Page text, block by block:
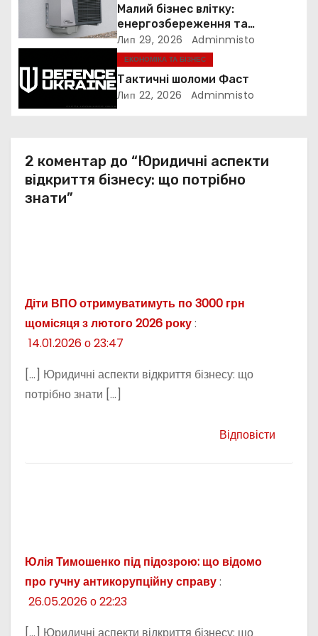
и
с
і
Малий бізнес влітку:
енергозбереження та
прибутковість
Лип 29, 2026 Adminmisto
ЕКОНОМІКА ТА БІЗНЕС
Тактичні шоломи Фаст
Лип 22, 2026 Adminmisto
2 коментар до “Юридичні аспекти
відкриття бізнесу: що потрібно
знати”
Діти ВПО отримуватимуть по 3000 грн
щомісяця з лютого 2026 року:
14.01.2026 о 23:47
[…] Юридичні аспекти відкриття бізнесу: що
потрібно знати […]
Відповісти
Юлія Тимошенко під підозрою: що відомо
про гучну антикорупційну справу:
26.05.2026 о 22:23